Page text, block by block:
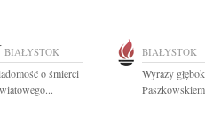
BIAŁYSTOK
o śmierci
BIAŁYSTOK
Wyrazy